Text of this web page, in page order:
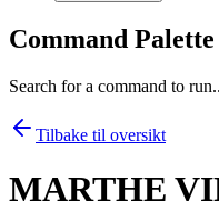
Command Palette
Search for a command to
Tilbake til oversikt
MARTHE